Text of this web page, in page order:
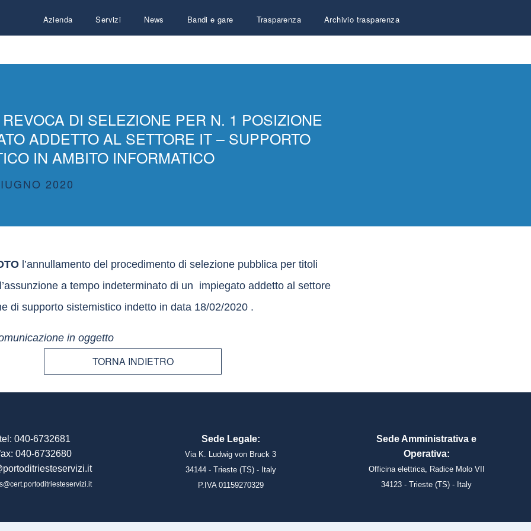
Azienda Servizi News Bandi e gare Trasparenza Archivio trasparenza
DI SELEZIONE PER N. 1 POSIZIONE
ADDETTO AL SETTORE IT – SUPPORTO
IN AMBITO INFORMATICO
2020
l’annullamento del procedimento di selezione pubblica per titoli
a tempo indeterminato di un impiegato addetto al settore
di supporto sistemistico indetto in data 18/02/2020 .
in oggetto
TORNA INDIETRO
tel: 040-6732681
040-6732680
Sede Legale:
Via K. Ludwig von Bruck 3
34144 - Trieste (TS) - Italy
P.IVA 01159270329
Sede Amministrativa e
Operativa:
Officina elettrica, Radice Molo VII
34123 - Trieste (TS) - Italy